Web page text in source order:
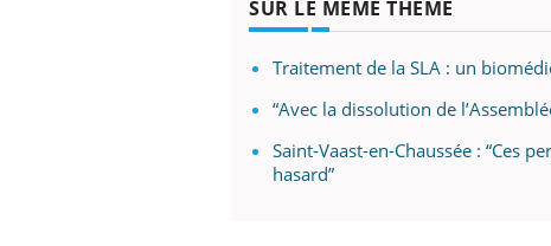
SUR LE MÊME THÈME
Traitement de la SLA : un
“Avec la dissolution de
Saint-Vaast-en-Chaussée : “Ces
hasard”